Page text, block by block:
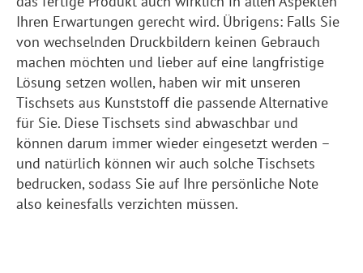
Ihren Erwartungen gerecht wird. Übrigens: Falls Sie
von wechselnden Druckbildern keinen Gebrauch
machen möchten und lieber auf eine langfristige
Lösung setzen wollen, haben wir mit unseren
Tischsets aus Kunststoff die passende Alternative
für Sie. Diese Tischsets sind abwaschbar und
können darum immer wieder eingesetzt werden –
und natürlich können wir auch solche Tischsets
bedrucken, sodass Sie auf Ihre persönliche Note
also keinesfalls verzichten müssen.